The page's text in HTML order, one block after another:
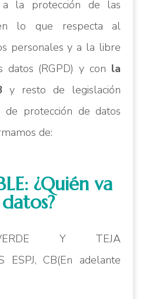
la protección de las
lo que respecta al
personales y a la libre
datos (RGPD) y con la
y resto de legislación
protección de datos
de:
¿Quién va
Y TEJA
ESPJ, CB(En adelante